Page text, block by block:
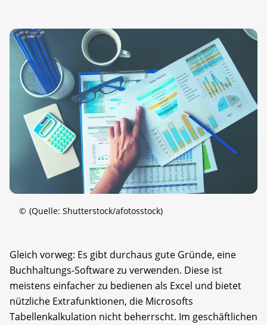
© (Quelle: Shutterstock/afotosstock)
Gleich vorweg: Es gibt durchaus gute Gründe, eine
Buchhaltungs-Software zu verwenden. Diese ist
meistens ein­facher zu bedienen als Excel und bietet
nützliche Extrafunktionen, die Microsofts
Tabellenkalkulation nicht beherrscht. Im geschäftlichen